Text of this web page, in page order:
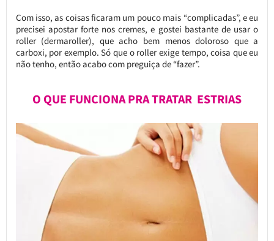
Com isso, as coisas ficaram um pouco mais “complicadas”, e eu
precisei apostar forte nos cremes, e gostei bastante de usar o
roller (dermaroller), que acho bem menos doloroso que a
carboxi, por exemplo. Só que o roller exige tempo, coisa que eu
não tenho, então acabo com preguiça de “fazer”.
O QUE FUNCIONA PRA TRATAR ESTRIAS